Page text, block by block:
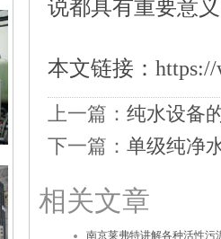
说都具有重要意
本文链接：
上一篇： 纯水设备
下一篇： 单级纯净
相关文章
南京莱弗特讲解各种活性污